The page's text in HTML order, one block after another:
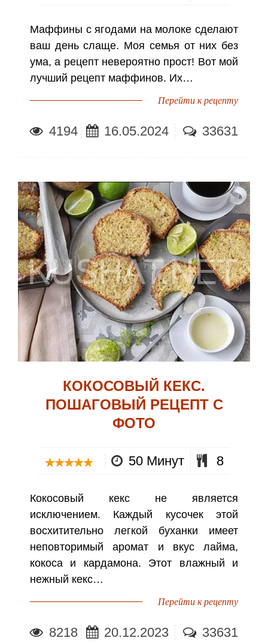
Маффины с ягодами на молоке сделают
ваш день слаще. Моя семья от них без
ума, а рецепт невероятно прост! Вот мой
лучший рецепт маффинов. Их…
Перейти к рецепту
4194 16.05.2024 33631
КОКОСОВЫЙ КЕКС.
ПОШАГОВЫЙ РЕЦЕПТ С
ФОТО
50 Минут 8
Кокосовый кекс не является
исключением. Каждый кусочек этой
восхитительно легкой буханки имеет
неповторимый аромат и вкус лайма,
кокоса и кардамона. Этот влажный и
нежный кекс…
Перейти к рецепту
8218 20.12.2023 33631